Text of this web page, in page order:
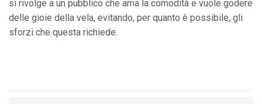
si rivolge a un pubblico che ama la comodità e vuole godere
delle gioie della vela, evitando, per quanto è possibile, gli
sforzi che questa richiede.